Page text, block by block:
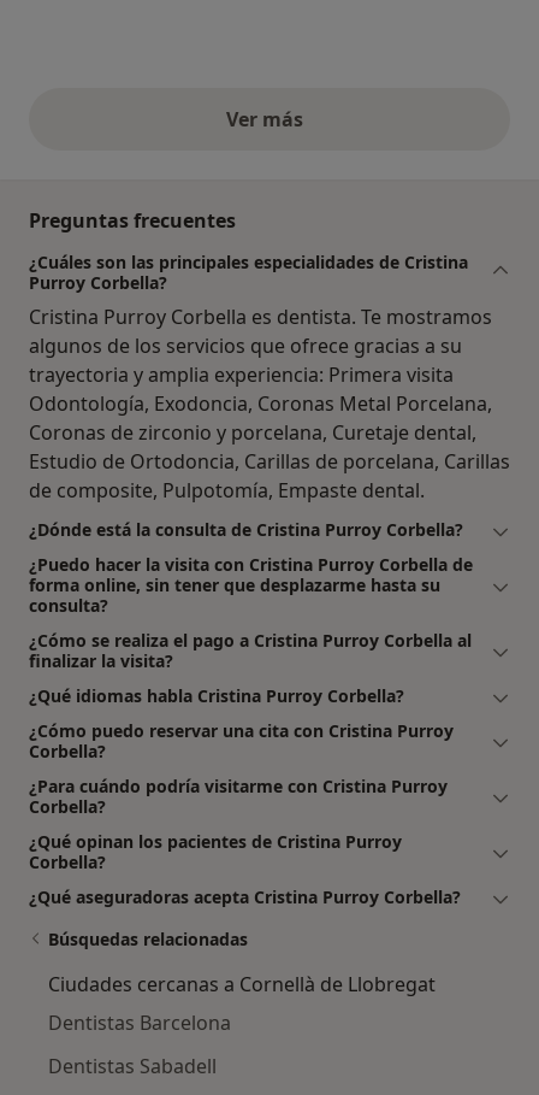
Ver másopiniones anteriores
Preguntas frecuentes
¿Cuáles son las principales especialidades de Cristina
Purroy Corbella?
Cristina Purroy Corbella es dentista. Te mostramos
algunos de los servicios que ofrece gracias a su
trayectoria y amplia experiencia: Primera visita
Odontología, Exodoncia, Coronas Metal Porcelana,
Coronas de zirconio y porcelana, Curetaje dental,
Estudio de Ortodoncia, Carillas de porcelana, Carillas
de composite, Pulpotomía, Empaste dental.
¿Dónde está la consulta de Cristina Purroy Corbella?
¿Puedo hacer la visita con Cristina Purroy Corbella de
forma online, sin tener que desplazarme hasta su
consulta?
¿Cómo se realiza el pago a Cristina Purroy Corbella al
finalizar la visita?
¿Qué idiomas habla Cristina Purroy Corbella?
¿Cómo puedo reservar una cita con Cristina Purroy
Corbella?
¿Para cuándo podría visitarme con Cristina Purroy
Corbella?
¿Qué opinan los pacientes de Cristina Purroy
Corbella?
¿Qué aseguradoras acepta Cristina Purroy Corbella?
Búsquedas relacionadas
Ciudades cercanas a Cornellà de Llobregat
Dentistas Barcelona
Dentistas Sabadell